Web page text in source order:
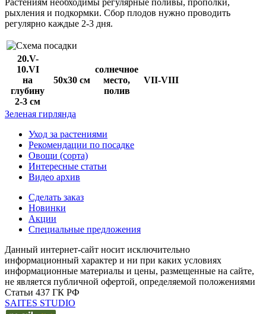
Растениям необходимы регулярные поливы, прополки,
рыхления и подкормки. Сбор плодов нужно проводить
регулярно каждые 2-3 дня.
20.V-
10.VI
на
глубину
2-3 см
50х30 см
солнечное
место,
полив
VII-VIII
Зеленая гирлянда
Уход за растениями
Рекомендации по посадке
Овощи (сорта)
Интересные статьи
Видео архив
Сделать заказ
Новинки
Акции
Специальные предложения
Данный интернет-сайт носит исключительно
информационный характер и ни при каких условиях
информационные материалы и цены, размещенные на сайте,
не является публичной офертой, определяемой положениями
Статьи 437 ГК РФ
SAITES STUDIO